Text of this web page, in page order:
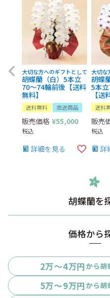
大切な方へのギフトとして
胡蝶蘭（白）5本立
70～74輪前後【送料
無料】
送料無料 直送商品
販売価格 ¥55,000
税込
詳細を見る
大切な
胡蝶
5本
【送
送料
販売
税込
詳
胡蝶蘭を
価格から
2万〜4万円 から胡
5万〜9万円 から胡